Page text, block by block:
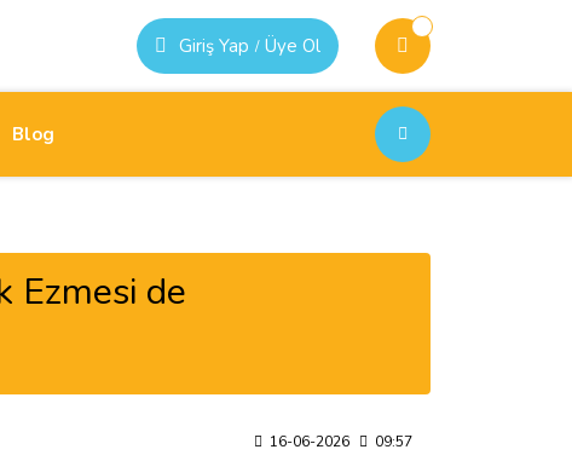
Giriş Yap / Üye Ol
Blog
Ezmesi de
16-06-2026 09:57